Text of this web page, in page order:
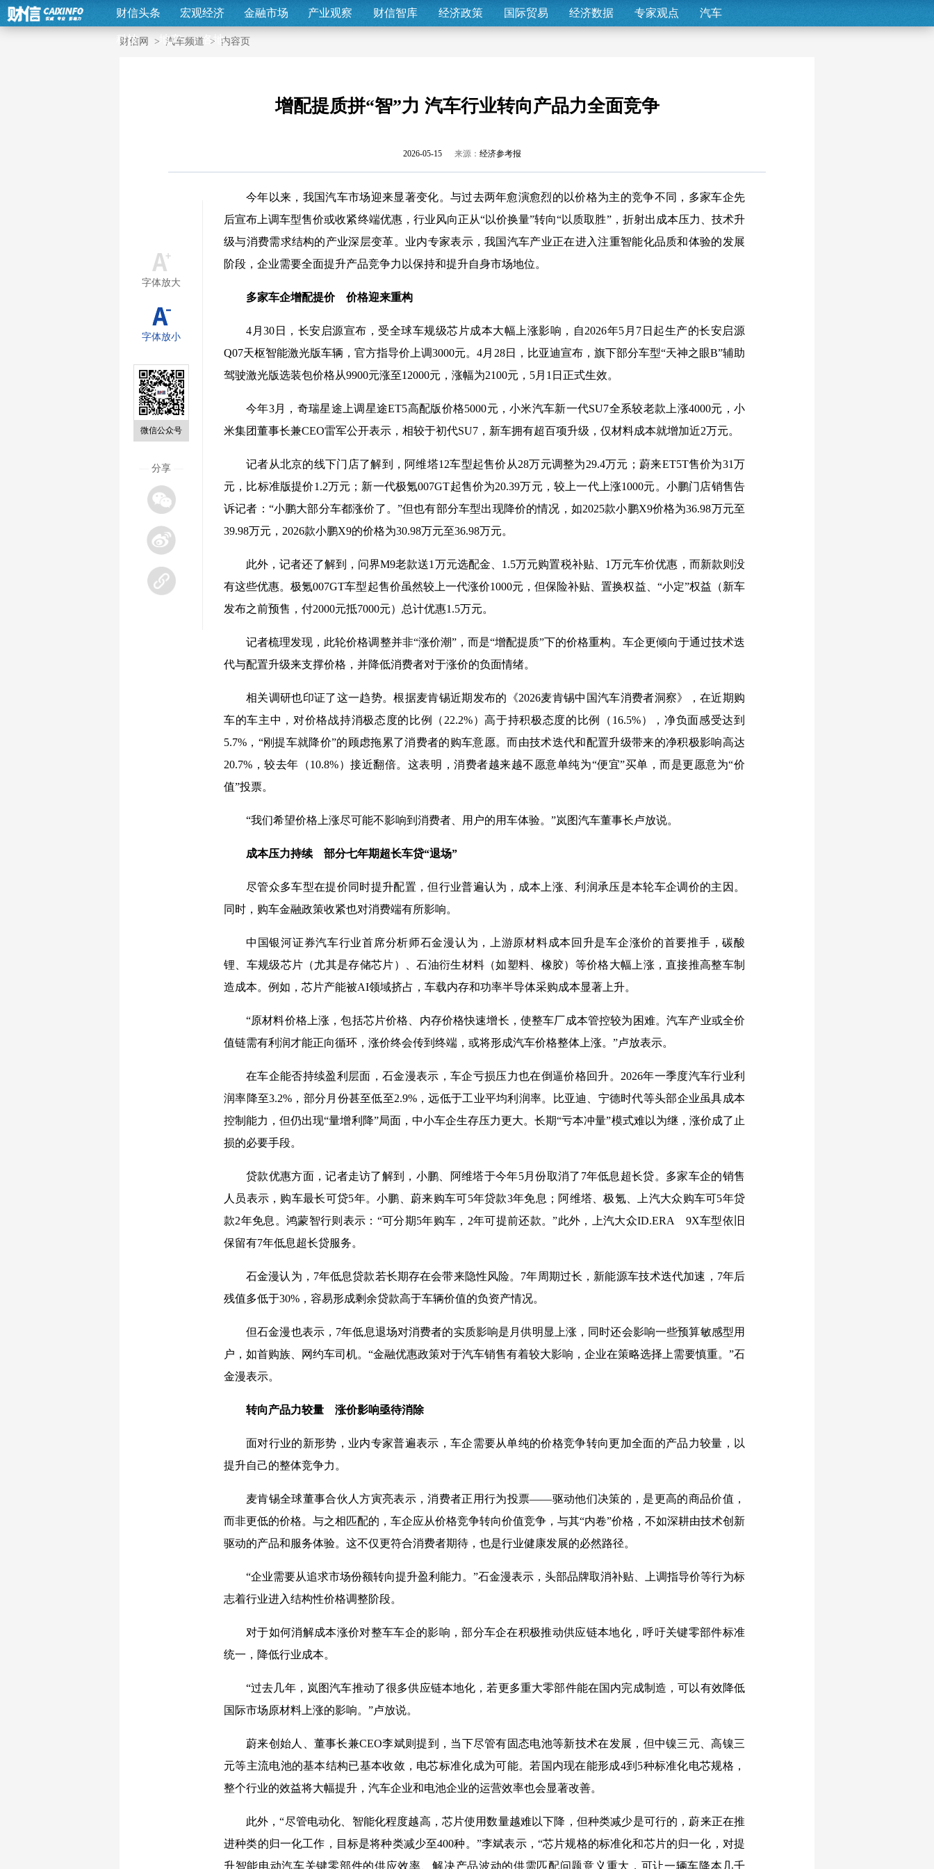
财信头条 宏观经济 金融市场 产业观察 财信智库 经济政策 国际贸易 经济数据 专家观点 汽车
科技 地产 各地
财信网 > 汽车频道 > 内容页
增配提质拼“智”力 汽车行业转向产品力全面竞争
2026-05-15 来源： 经济参考报
字体放大
字体放小
微信公众号
分享
今年以来，我国汽车市场迎来显著变化。与过去两年愈演愈烈的以价格为主的竞争不同，多家车企先
后宣布上调车型售价或收紧终端优惠，行业风向正从“以价换量”转向“以质取胜”，折射出成本压力、技术升
级与消费需求结构的产业深层变革。业内专家表示，我国汽车产业正在进入注重智能化品质和体验的发展
阶段，企业需要全面提升产品竞争力以保持和提升自身市场地位。
多家车企增配提价 价格迎来重构
4月30日，长安启源宣布，受全球车规级芯片成本大幅上涨影响，自2026年5月7日起生产的长安启源
Q07天枢智能激光版车辆，官方指导价上调3000元。4月28日，比亚迪宣布，旗下部分车型“天神之眼B”辅助
驾驶激光版选装包价格从9900元涨至12000元，涨幅为2100元，5月1日正式生效。
今年3月，奇瑞星途上调星途ET5高配版价格5000元，小米汽车新一代SU7全系较老款上涨4000元，小
米集团董事长兼CEO雷军公开表示，相较于初代SU7，新车拥有超百项升级，仅材料成本就增加近2万元。
记者从北京的线下门店了解到，阿维塔12车型起售价从28万元调整为29.4万元；蔚来ET5T售价为31万
元，比标准版提价1.2万元；新一代极氪007GT起售价为20.39万元，较上一代上涨1000元。小鹏门店销售告
诉记者：“小鹏大部分车都涨价了。”但也有部分车型出现降价的情况，如2025款小鹏X9价格为36.98万元至
39.98万元，2026款小鹏X9的价格为30.98万元至36.98万元。
此外，记者还了解到，问界M9老款送1万元选配金、1.5万元购置税补贴、1万元车价优惠，而新款则没
有这些优惠。极氪007GT车型起售价虽然较上一代涨价1000元，但保险补贴、置换权益、“小定”权益（新车
发布之前预售，付2000元抵7000元）总计优惠1.5万元。
记者梳理发现，此轮价格调整并非“涨价潮”，而是“增配提质”下的价格重构。车企更倾向于通过技术迭
代与配置升级来支撑价格，并降低消费者对于涨价的负面情绪。
相关调研也印证了这一趋势。根据麦肯锡近期发布的《2026麦肯锡中国汽车消费者洞察》，在近期购
车的车主中，对价格战持消极态度的比例（22.2%）高于持积极态度的比例（16.5%），净负面感受达到
5.7%，“刚提车就降价”的顾虑拖累了消费者的购车意愿。而由技术迭代和配置升级带来的净积极影响高达
20.7%，较去年（10.8%）接近翻倍。这表明，消费者越来越不愿意单纯为“便宜”买单，而是更愿意为“价
值”投票。
“我们希望价格上涨尽可能不影响到消费者、用户的用车体验。”岚图汽车董事长卢放说。
成本压力持续 部分七年期超长车贷“退场”
尽管众多车型在提价同时提升配置，但行业普遍认为，成本上涨、利润承压是本轮车企调价的主因。
同时，购车金融政策收紧也对消费端有所影响。
中国银河证券汽车行业首席分析师石金漫认为，上游原材料成本回升是车企涨价的首要推手，碳酸
锂、车规级芯片（尤其是存储芯片）、石油衍生材料（如塑料、橡胶）等价格大幅上涨，直接推高整车制
造成本。例如，芯片产能被AI领域挤占，车载内存和功率半导体采购成本显著上升。
“原材料价格上涨，包括芯片价格、内存价格快速增长，使整车厂成本管控较为困难。汽车产业或全价
值链需有利润才能正向循环，涨价终会传到终端，或将形成汽车价格整体上涨。”卢放表示。
在车企能否持续盈利层面，石金漫表示，车企亏损压力也在倒逼价格回升。2026年一季度汽车行业利
润率降至3.2%，部分月份甚至低至2.9%，远低于工业平均利润率。比亚迪、宁德时代等头部企业虽具成本
控制能力，但仍出现“量增利降”局面，中小车企生存压力更大。长期“亏本冲量”模式难以为继，涨价成了止
损的必要手段。
贷款优惠方面，记者走访了解到，小鹏、阿维塔于今年5月份取消了7年低息超长贷。多家车企的销售
人员表示，购车最长可贷5年。小鹏、蔚来购车可5年贷款3年免息；阿维塔、极氪、上汽大众购车可5年贷
款2年免息。鸿蒙智行则表示：“可分期5年购车，2年可提前还款。”此外，上汽大众ID.ERA 9X车型依旧
保留有7年低息超长贷服务。
石金漫认为，7年低息贷款若长期存在会带来隐性风险。7年周期过长，新能源车技术迭代加速，7年后
残值多低于30%，容易形成剩余贷款高于车辆价值的负资产情况。
但石金漫也表示，7年低息退场对消费者的实质影响是月供明显上涨，同时还会影响一些预算敏感型用
户，如首购族、网约车司机。“金融优惠政策对于汽车销售有着较大影响，企业在策略选择上需要慎重。”石
金漫表示。
转向产品力较量 涨价影响亟待消除
面对行业的新形势，业内专家普遍表示，车企需要从单纯的价格竞争转向更加全面的产品力较量，以
提升自己的整体竞争力。
麦肯锡全球董事合伙人方寅亮表示，消费者正用行为投票——驱动他们决策的，是更高的商品价值，
而非更低的价格。与之相匹配的，车企应从价格竞争转向价值竞争，与其“内卷”价格，不如深耕由技术创新
驱动的产品和服务体验。这不仅更符合消费者期待，也是行业健康发展的必然路径。
“企业需要从追求市场份额转向提升盈利能力。”石金漫表示，头部品牌取消补贴、上调指导价等行为标
志着行业进入结构性价格调整阶段。
对于如何消解成本涨价对整车车企的影响，部分车企在积极推动供应链本地化，呼吁关键零部件标准
统一，降低行业成本。
“过去几年，岚图汽车推动了很多供应链本地化，若更多重大零部件能在国内完成制造，可以有效降低
国际市场原材料上涨的影响。”卢放说。
蔚来创始人、董事长兼CEO李斌则提到，当下尽管有固态电池等新技术在发展，但中镍三元、高镍三
元等主流电池的基本结构已基本收敛，电芯标准化成为可能。若国内现在能形成4到5种标准化电芯规格，
整个行业的效益将大幅提升，汽车企业和电池企业的运营效率也会显著改善。
此外，“尽管电动化、智能化程度越高，芯片使用数量越难以下降，但种类减少是可行的，蔚来正在推
进种类的归一化工作，目标是将种类减少至400种。”李斌表示，“芯片规格的标准化和芯片的归一化，对提
升智能电动汽车关键零部件的供应效率、解决产品波动的供需匹配问题意义重大，可让一辆车降本几千